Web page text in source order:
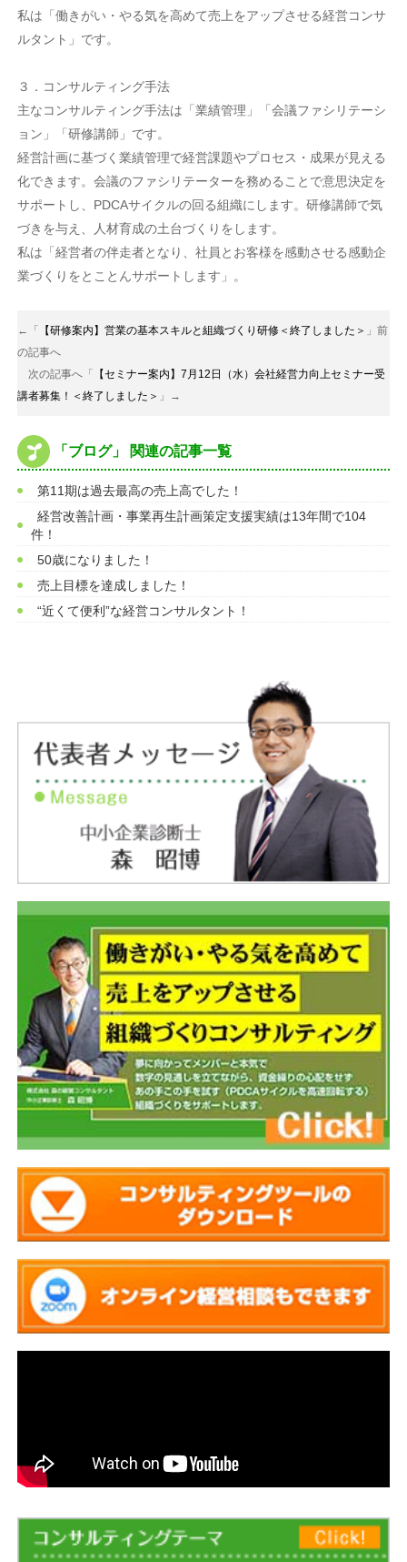
私は「働きがい・やる気を高めて売上をアップさせる経営コンサ
ルタント」です。
３．コンサルティング手法
主なコンサルティング手法は「業績管理」「会議ファシリテーシ
ョン」「研修講師」です。
経営計画に基づく業績管理で経営課題やプロセス・成果が見える
化できます。会議のファシリテーターを務めることで意思決定を
サポートし、PDCAサイクルの回る組織にします。研修講師で気
づきを与え、人材育成の土台づくりをします。
私は「経営者の伴走者となり、社員とお客様を感動させる感動企
業づくりをとことんサポートします」。
←「 【研修案内】営業の基本スキルと組織づくり研修＜終了しました＞ 」前
の記事へ
次の記事へ「
【セミナー案内】7月12日（水）会社経営力向上セミナー受
講者募集！＜終了しました＞ 」→
「ブログ」 関連の記事一覧
第11期は過去最高の売上高でした！
経営改善計画・事業再生計画策定支援実績は13年間で104
件！
50歳になりました！
売上目標を達成しました！
“近くて便利”な経営コンサルタント！